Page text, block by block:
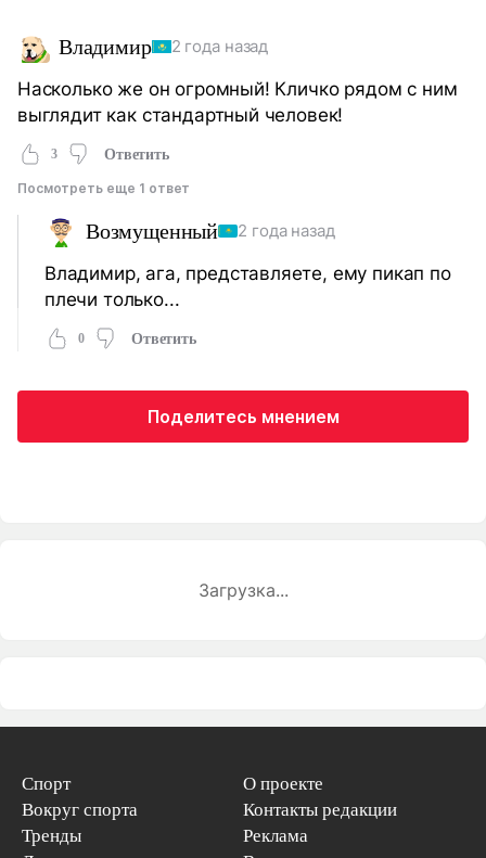
Владимир 2 года назад
Насколько же он огромный! Кличко рядом с ним
выглядит как стандартный человек!
3 Ответить
Посмотреть еще 1 ответ
Возмущенный 2 года назад
Владимир, ага, представляете, ему пикап по
плечи только...
0 Ответить
Поделитесь мнением
Загрузка...
Спорт
Вокруг спорта
Тренды
О проекте
Контакты редакции
Реклама